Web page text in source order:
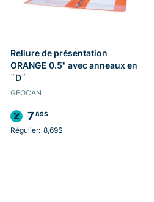
Reliure de présentation
ORANGE 0.5" avec anneaux en
¨D¨
GEOCAN
7 89$
Régulier: 8,69$